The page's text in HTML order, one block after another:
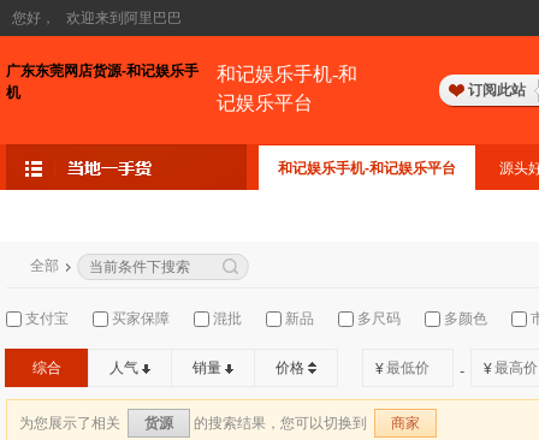
您好， 欢迎来到阿里巴巴
广东东莞网店货源-和记娱乐手
机
和记娱乐手机-和
记娱乐平台
订阅此站
和记娱乐手机-和记娱乐平台 源头
全部
支付宝 买家保障 混批 新品 多尺码 多颜色
综合 人气 销量 价格 ¥ - ¥
为您展示了相关 货源 的搜索结果，您可以切换到 商家